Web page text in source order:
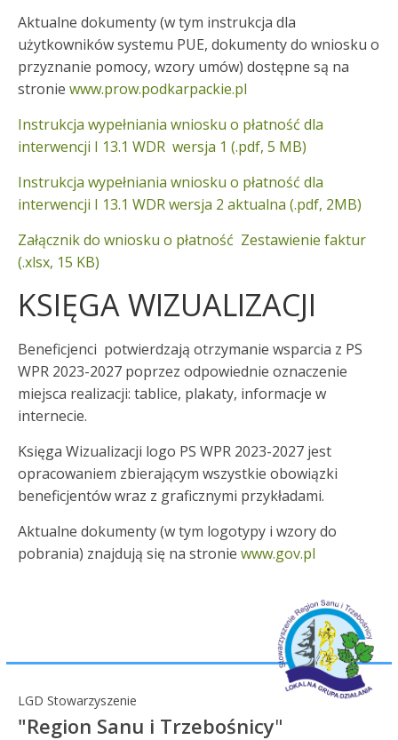
Aktualne dokumenty (w tym instrukcja dla
użytkowników systemu PUE, dokumenty do wniosku o
przyznanie pomocy, wzory umów) dostępne są na
stronie www.prow.podkarpackie.pl
Instrukcja wypełniania wniosku o płatność dla
interwencji I 13.1 WDR wersja 1 (.pdf, 5 MB)
Instrukcja wypełniania wniosku o płatność dla
interwencji I 13.1 WDR wersja 2 aktualna (.pdf, 2MB)
Załącznik do wniosku o płatność Zestawienie faktur
(.xlsx, 15 KB)
KSIĘGA WIZUALIZACJI
Beneficjenci potwierdzają otrzymanie wsparcia z PS
WPR 2023-2027 poprzez odpowiednie oznaczenie
miejsca realizacji: tablice, plakaty, informacje w
internecie.
Księga Wizualizacji logo PS WPR 2023-2027 jest
opracowaniem zbierającym wszystkie obowiązki
beneficjentów wraz z graficznymi przykładami.
Aktualne dokumenty (w tym logotypy i wzory do
pobrania) znajdują się na stronie www.gov.pl
LGD Stowarzyszenie
"Region Sanu i Trzebośnicy"